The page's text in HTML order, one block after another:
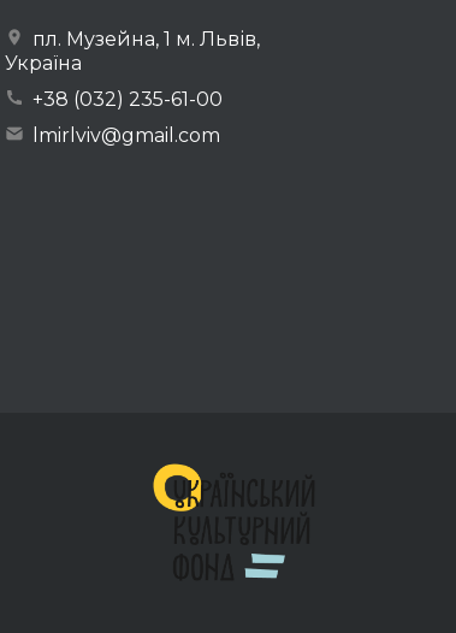
пл. Музейна, 1 м. Львів,
Україна
+38 (032) 235-61-00
lmirlviv@gmail.com